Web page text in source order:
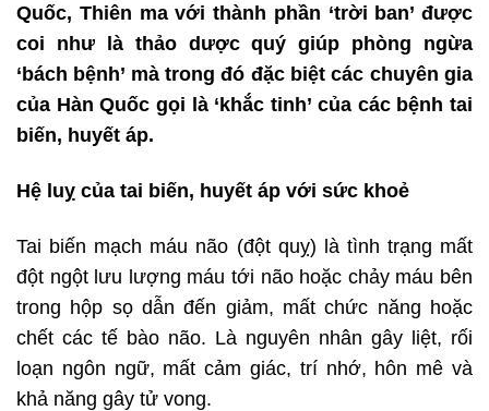
Quốc, Thiên ma với thành phần ‘trời ban’ được
coi như là thảo dược quý giúp phòng ngừa
‘bách bệnh’ mà trong đó đặc biệt các chuyên gia
của Hàn Quốc gọi là ‘khắc tinh’ của các bệnh tai
biến, huyết áp.
Hệ luỵ của tai biến, huyết áp với sức khoẻ
Tai biến mạch máu não (đột quỵ) là tình trạng mất
đột ngột lưu lượng máu tới não hoặc chảy máu bên
trong hộp sọ dẫn đến giảm, mất chức năng hoặc
chết các tế bào não. Là nguyên nhân gây liệt, rối
loạn ngôn ngữ, mất cảm giác, trí nhớ, hôn mê và
khả năng gây tử vong.